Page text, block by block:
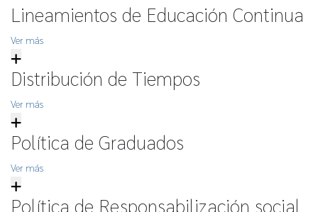
Lineamientos de Educación Continua
Ver más
Distribución de Tiempos
Ver más
Política de Graduados
Ver más
Política de Responsabilización social